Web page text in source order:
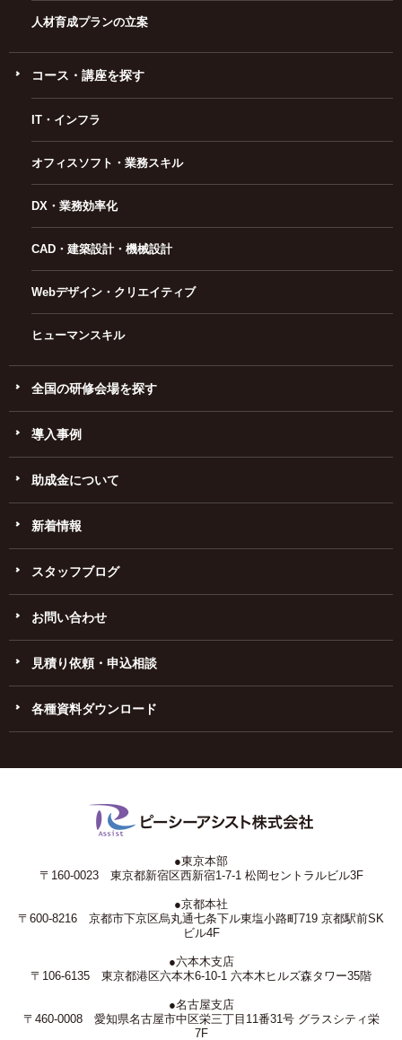
人材育成プランの立案
コース・講座を探す
IT・インフラ
オフィスソフト・業務スキル
DX・業務効率化
CAD・建築設計・機械設計
Webデザイン・クリエイティブ
ヒューマンスキル
全国の研修会場を探す
導入事例
助成金について
新着情報
スタッフブログ
お問い合わせ
見積り依頼・申込相談
各種資料ダウンロード
●東京本部
〒160-0023 東京都新宿区西新宿1-7-1 松岡セントラルビル3F
●京都本社
〒600-8216 京都市下京区烏丸通七条下ル東塩小路町719 京都駅前SK
ビル4F
●六本木支店
〒106-6135 東京都港区六本木6-10-1 六本木ヒルズ森タワー35階
●名古屋支店
〒460-0008 愛知県名古屋市中区栄三丁目11番31号 グラスシティ栄
7F